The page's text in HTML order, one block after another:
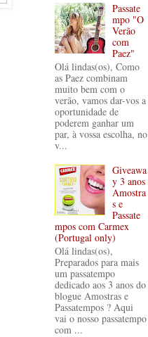
Passate
mpo "O
Verão
com
Paez"
Olá lindas(os), Como
as Paez combinam
muito bem com o
verão, vamos dar-vos a
oportunidade de
poderem ganhar um
par, à vossa escolha, no
v...
Giveawa
y 3 anos
Amostra
s e
Passate
mpos com Carmex
(Portugal only)
Olá lindas(os),
Preparados para mais
um passatempo
dedicado aos 3 anos do
blogue Amostras e
Passatempos ? Aqui
vai o nosso passatempo
com ...